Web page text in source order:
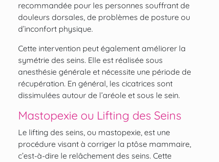
recommandée pour les personnes souffrant de
douleurs dorsales, de problèmes de posture ou
d’inconfort physique.
Cette intervention peut également améliorer la
symétrie des seins. Elle est réalisée sous
anesthésie générale et nécessite une période de
récupération. En général, les cicatrices sont
dissimulées autour de l’aréole et sous le sein.
Mastopexie ou Lifting des Seins
Le lifting des seins, ou mastopexie, est une
procédure visant à corriger la ptôse mammaire,
c’est-à-dire le relâchement des seins. Cette